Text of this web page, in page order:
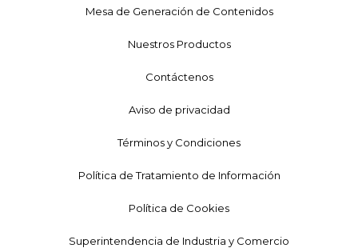
Mesa de Generación de Contenidos
Nuestros Productos
Contáctenos
Aviso de privacidad
Términos y Condiciones
Política de Tratamiento de Información
Política de Cookies
Superintendencia de Industria y Comercio